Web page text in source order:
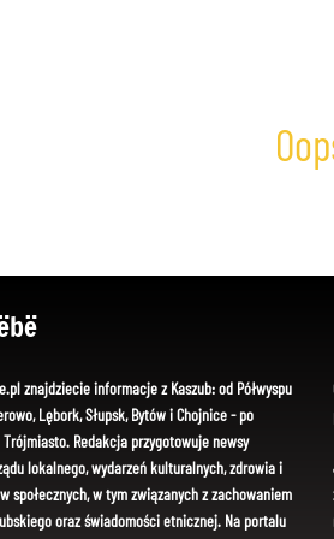
znajdziecie informacje z Kaszub: od Półwyspu
Lębork, Słupsk, Bytów i Chojnice - po
Redakcja przygotowuje newsy
lokalnego, wydarzeń kulturalnych, zdrowia i
społecznych, w tym związanych z zachowaniem
oraz świadomości etnicznej. Na portalu